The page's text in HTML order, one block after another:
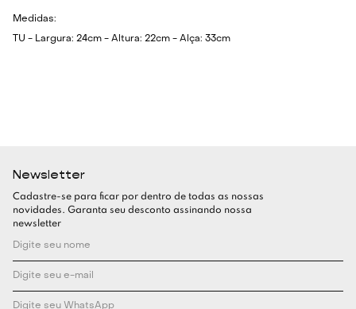
Medidas:
TU - Largura: 24cm - Altura: 22cm - Alça: 33cm
Newsletter
Cadastre-se para ficar por dentro de todas as nossas
novidades. Garanta seu desconto assinando nossa
newsletter